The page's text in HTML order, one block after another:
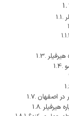
در اصفهان
هیرفیلر